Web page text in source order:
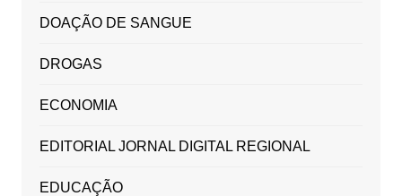
DOAÇÃO DE SANGUE
DROGAS
ECONOMIA
EDITORIAL JORNAL DIGITAL REGIONAL
EDUCAÇÃO